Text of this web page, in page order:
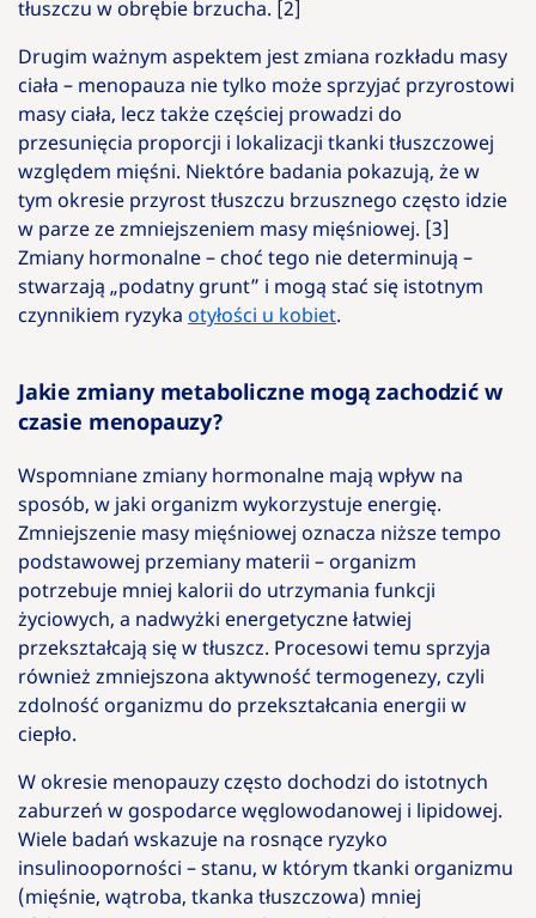
tłuszczu w obrębie brzucha. [2]
Drugim ważnym aspektem jest zmiana rozkładu masy
ciała – menopauza nie tylko może sprzyjać przyrostowi
masy ciała, lecz także częściej prowadzi do
przesunięcia proporcji i lokalizacji tkanki tłuszczowej
względem mięśni. Niektóre badania pokazują, że w
tym okresie przyrost tłuszczu brzusznego często idzie
w parze ze zmniejszeniem masy mięśniowej. [3]
Zmiany hormonalne – choć tego nie determinują –
stwarzają „podatny grunt” i mogą stać się istotnym
czynnikiem ryzyka otyłości u kobiet.
Jakie zmiany metaboliczne mogą zachodzić w
czasie menopauzy?
Wspomniane zmiany hormonalne mają wpływ na
sposób, w jaki organizm wykorzystuje energię.
Zmniejszenie masy mięśniowej oznacza niższe tempo
podstawowej przemiany materii – organizm
potrzebuje mniej kalorii do utrzymania funkcji
życiowych, a nadwyżki energetyczne łatwiej
przekształcają się w tłuszcz. Procesowi temu sprzyja
również zmniejszona aktywność termogenezy, czyli
zdolność organizmu do przekształcania energii w
ciepło.
W okresie menopauzy często dochodzi do istotnych
zaburzeń w gospodarce węglowodanowej i lipidowej.
Wiele badań wskazuje na rosnące ryzyko
insulinooporności – stanu, w którym tkanki organizmu
(mięśnie, wątroba, tkanka tłuszczowa) mniej